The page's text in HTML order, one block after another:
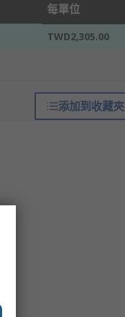
每單位
TWD2,305.00
添加到收藏夾